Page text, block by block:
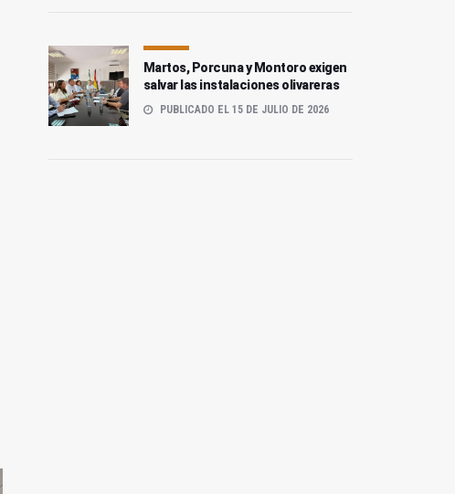
Martos, Porcuna y Montoro exigen
salvar las instalaciones olivareras
PUBLICADO EL 15 DE JULIO DE 2026